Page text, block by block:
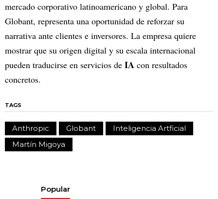
mercado corporativo latinoamericano y global. Para
Globant, representa una oportunidad de reforzar su
narrativa ante clientes e inversores. La empresa quiere
mostrar que su origen digital y su escala internacional
pueden traducirse en servicios de IA con resultados
concretos.
TAGS
Anthropic Globant
Inteligencia Artficial
Martín Migoya
Popular